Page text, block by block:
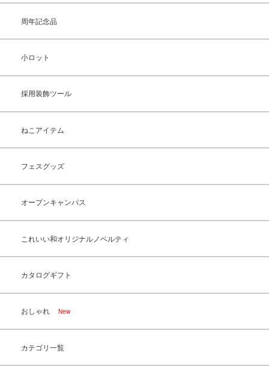
周年記念品
小ロット
採用装飾ツール
ねこアイテム
フェスグッズ
オープンキャンパス
これいい和オリジナルノベルティ
カタログギフト
おしゃれ New
カテゴリ一覧